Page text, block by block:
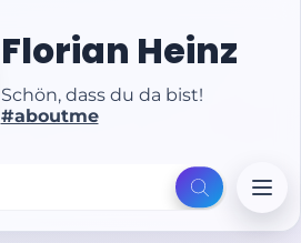
Florian Heinz
Schön, dass du da bist!
#aboutme